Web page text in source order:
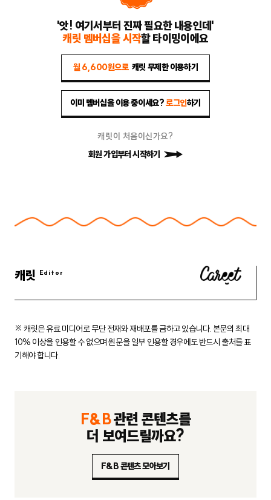
'앗! 여기서부터 진짜 필요한 내용인데'
캐릿 멤버십을 시작할 타이밍이에요
월 6,600원으로 캐릿 무제한 이용하기
이미 멤버십을 이용 중이세요?로그인하기
캐릿이 처음이신가요?
회원 가입부터 시작하기
캐릿
※ 캐릿은 유료 미디어로 무단 전재와 재배포를 금하고 있습니다. 본문의 최대
10% 이상을 인용할 수 없으며 원문을 일부 인용할 경우에도 반드시 출처를 표
기해야 합니다.
F&B관련 콘텐츠를
더 보여드릴까요?
F&B 콘텐츠 모아보기